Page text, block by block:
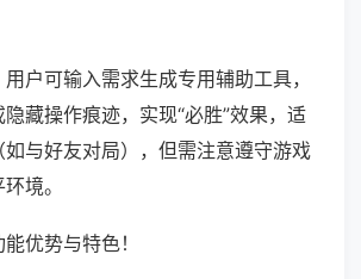
户可输入需求生成专用辅助工具，
藏操作痕迹，实现“必胜”效果，适
与好友对局），但需注意遵守游戏
境。
优势与特色！